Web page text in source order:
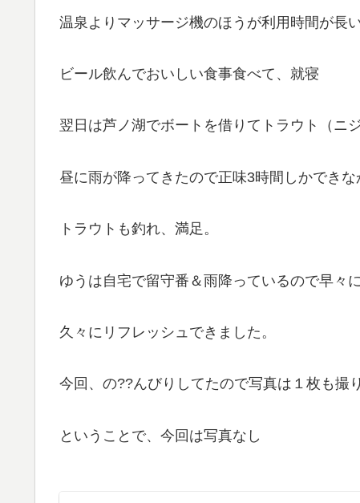
温泉よりマッサージ機のほうが利用時間が長い
ビール飲んでおいしい食事食べて、就寝
翌日は芦ノ湖でボートを借りてトラウト（ニ
昼に雨が降ってきたので正味3時間しかでき
トラウトも釣れ、満足。
ゆうは自宅で留守番＆雨降っているので早々に
久々にリフレッシュできました。
今回、の??んびりしてたので写真は１枚も撮
ということで、今回は写真なし